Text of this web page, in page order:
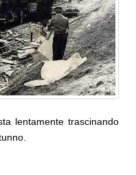
lentamente trascinando